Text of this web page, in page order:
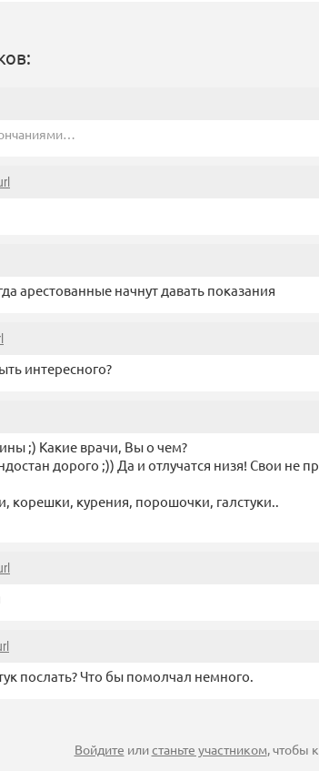
арестованные начнут давать показания
интересного?
;) Какие врачи, Вы о чем?
дорого ;)) Да и отлучатся низя! Свои не
корешки, курения, порошочки, галстуки..
послать? Что бы помолчал немного.
Войдите илистаньте участником, чтобы